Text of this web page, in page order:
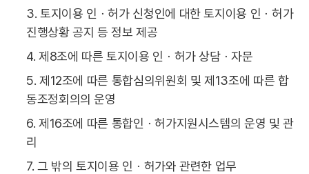
3. 토지이용 인ㆍ허가 신청인에 대한 토지이용 인ㆍ허가
진행상황 공지 등 정보 제공
4. 제8조에 따른 토지이용 인ㆍ허가 상담ㆍ자문
5. 제12조에 따른 통합심의위원회 및 제13조에 따른 합
동조정회의의 운영
6. 제16조에 따른 통합인ㆍ허가지원시스템의 운영 및 관
리
7. 그 밖의 토지이용 인ㆍ허가와 관련한 업무